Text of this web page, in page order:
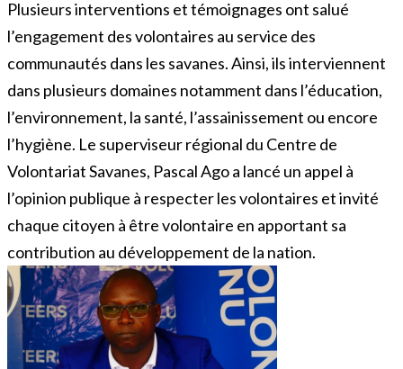
Plusieurs interventions et témoignages ont salué
l’engagement des volontaires au service des
communautés dans les savanes. Ainsi, ils interviennent
dans plusieurs domaines notamment dans l’éducation,
l’environnement, la santé, l’assainissement ou encore
l’hygiène. Le superviseur régional du Centre de
Volontariat Savanes, Pascal Ago a lancé un appel à
l’opinion publique à respecter les volontaires et invité
chaque citoyen à être volontaire en apportant sa
contribution au développement de la nation.